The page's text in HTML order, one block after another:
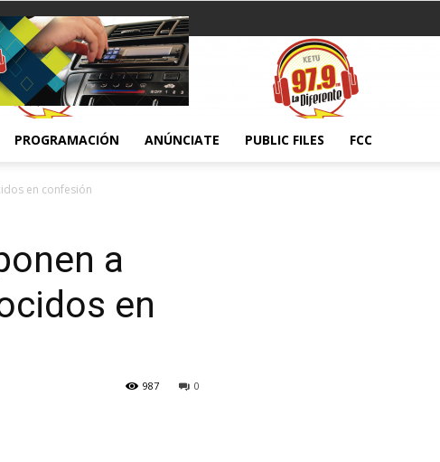
PROGRAMACIÓN ANÚNCIATE PUBLIC FILES FCC
en confesión
a
en
0
987